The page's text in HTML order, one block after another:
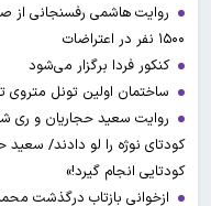
روایت هاشمی رفسنجانی از
۱۵۰۰ نفر در اعتراضات
کنکور فردا برگزار می‌شود
ساختمان اولین تونل
روایت سعید حجاریان و ری
کودتای نوژه را لو دادند/
کودتایی انجام گیرد!»
ازخوانی بازتاب درگذشت